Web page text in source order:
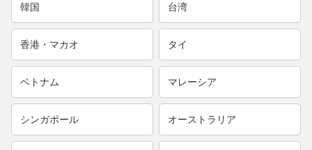
韓国 台湾
香港・マカオ タイ
ベトナム マレーシア
シンガポール オーストラリア